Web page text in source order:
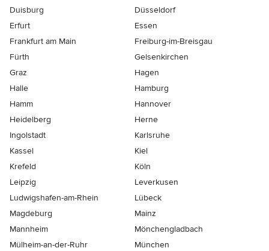
Duisburg
Düsseldorf
Erfurt
Essen
Frankfurt am Main
Freiburg-im-Breisgau
Fürth
Gelsenkirchen
Graz
Hagen
Halle
Hamburg
Hamm
Hannover
Heidelberg
Herne
Ingolstadt
Karlsruhe
Kassel
Kiel
Krefeld
Köln
Leipzig
Leverkusen
Ludwigshafen-am-Rhein
Lübeck
Magdeburg
Mainz
Mannheim
Mönchen­gladbach
Mülheim-an-der-Ruhr
München